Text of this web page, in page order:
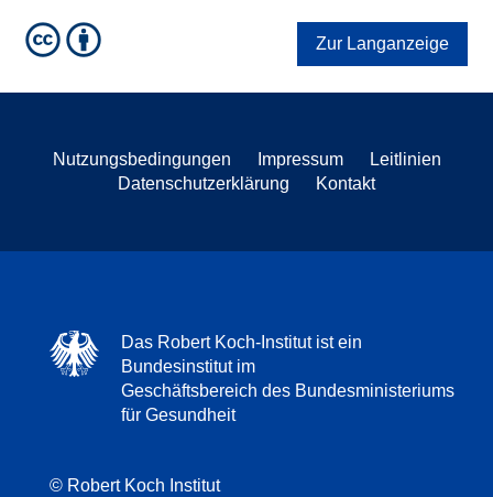
Zur Langanzeige
Nutzungsbedingungen Impressum
Leitlinien
Datenschutzerklärung
Kontakt
Das Robert Koch-Institut ist ein
Bundesinstitut im
Geschäftsbereich des Bundesministeriums
für Gesundheit
© Robert Koch Institut